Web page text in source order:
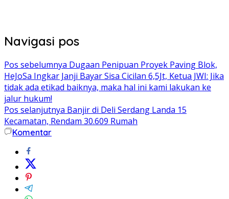
Navigasi pos
Pos sebelumnya Dugaan Penipuan Proyek Paving Blok,
HeJoSa Ingkar Janji Bayar Sisa Cicilan 6,5Jt, Ketua JWI: Jika
tidak ada etikad baiknya, maka hal ini kami lakukan ke
jalur hukum!
Pos selanjutnya Banjir di Deli Serdang Landa 15
Kecamatan, Rendam 30.609 Rumah
Komentar